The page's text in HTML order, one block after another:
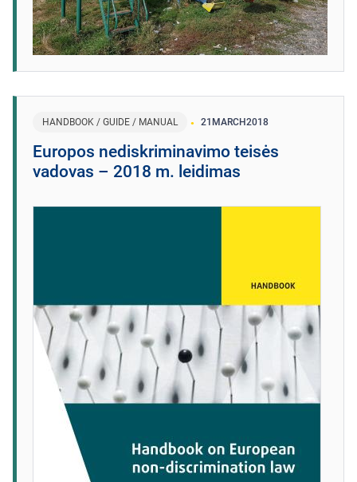
HANDBOOK / GUIDE / MANUAL 21MARCH2018
Europos nediskriminavimo teisės
vadovas – 2018 m. leidimas